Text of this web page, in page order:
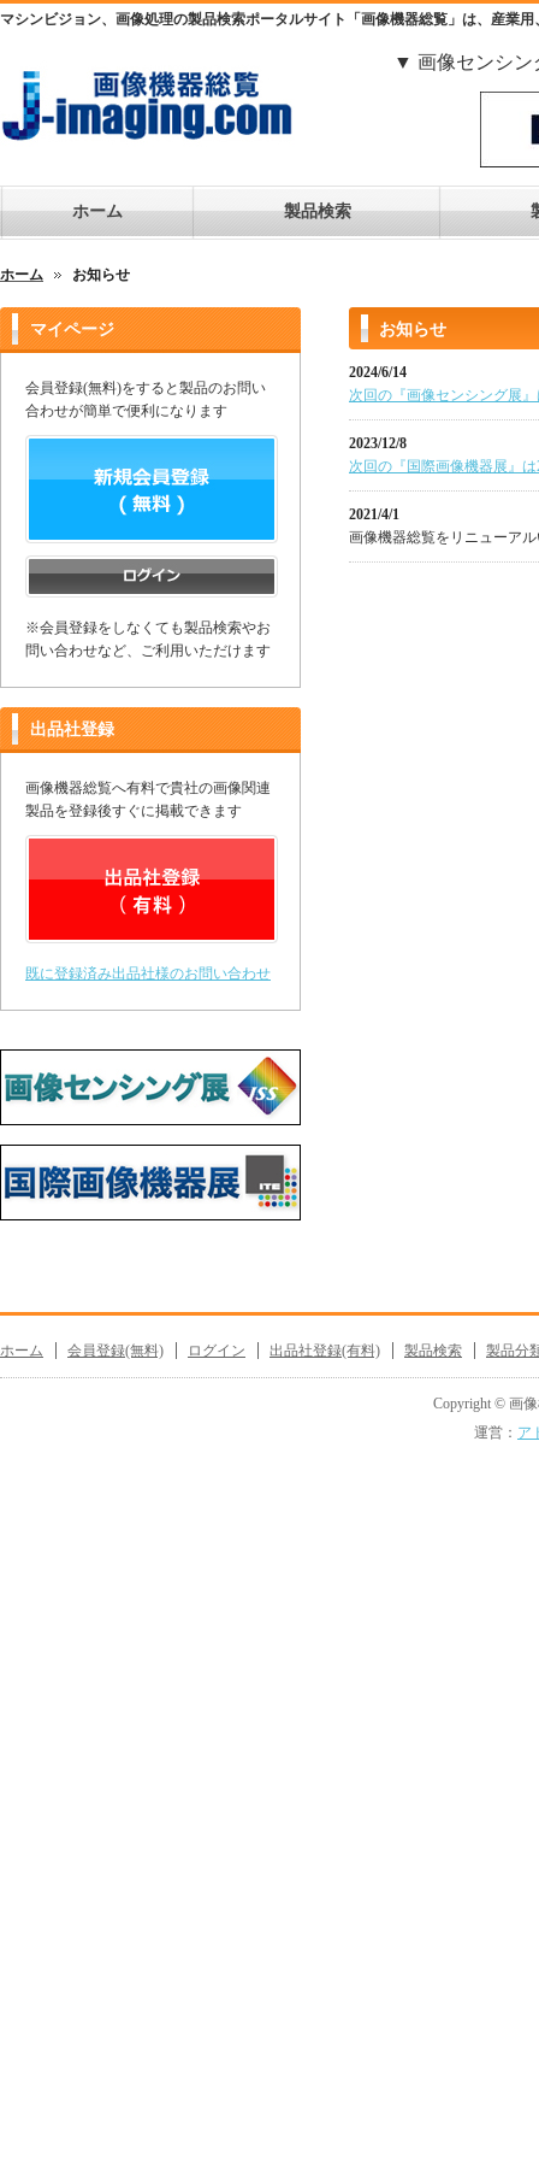
マシンビジョン、画像処理の製品検索ポータルサイト「画像機器総覧」は、産業
▼ 画像センシ
ホーム 製品検索
ホーム お知らせ
お知らせ
2024/6/14
次回の『画像センシング展
2023/12/8
次回の『国際画像機器展』
2021/4/1
画像機器総覧をリニューア
マイページ
会員登録(無料)をすると製品のお問い
合わせが簡単で便利になります
※会員登録をしなくても製品検索やお
問い合わせなど、ご利用いただけます
出品社登録
画像機器総覧へ有料で貴社の画像関連
製品を登録後すぐに掲載できます
既に登録済み出品社様のお問い合わせ
ホーム 会員登録(無料) ログイン 出品社登録(有料) 製品検索 製品分
Copyright © 画像
運営： ア